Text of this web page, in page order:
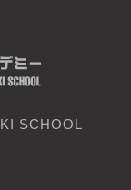
SCHOOL